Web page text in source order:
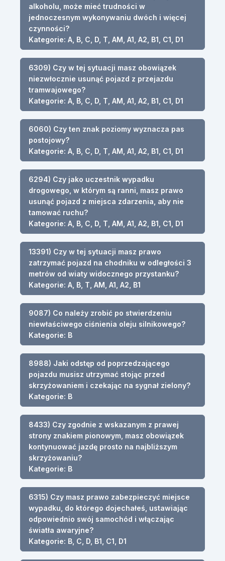
alkoholu, może mieć trudności w
jednoczesnym wykonywaniu dwóch i więcej
czynności?
Kategorie: A, B, C, D, T, AM, A1, A2, B1, C1, D1
6309) Czy w tej sytuacji masz obowiązek
niezwłocznie usunąć pojazd z przejazdu
tramwajowego?
Kategorie: A, B, C, D, T, AM, A1, A2, B1, C1, D1
6060) Czy ten znak poziomy wyznacza pas
postojowy?
Kategorie: A, B, C, D, T, AM, A1, A2, B1, C1, D1
6294) Czy jako uczestnik wypadku
drogowego, w którym są ranni, masz prawo
usunąć pojazd z miejsca zdarzenia, aby nie
tamować ruchu?
Kategorie: A, B, C, D, T, AM, A1, A2, B1, C1, D1
13391) Czy w tej sytuacji masz prawo
zatrzymać pojazd na chodniku w odległości 3
metrów od wiaty widocznego przystanku?
Kategorie: A, B, T, AM, A1, A2, B1
9087) Co należy zrobić po stwierdzeniu
niewłaściwego ciśnienia oleju silnikowego?
Kategorie: B
8988) Jaki odstęp od poprzedzającego
pojazdu musisz utrzymać stojąc przed
skrzyżowaniem i czekając na sygnał zielony?
Kategorie: B
8433) Czy zgodnie z wskazanym z prawej
strony znakiem pionowym, masz obowiązek
kontynuować jazdę prosto na najbliższym
skrzyżowaniu?
Kategorie: B
6315) Czy masz prawo zabezpieczyć miejsce
wypadku, do którego dojechałeś, ustawiając
odpowiednio swój samochód i włączając
światła awaryjne?
Kategorie: B, C, D, B1, C1, D1